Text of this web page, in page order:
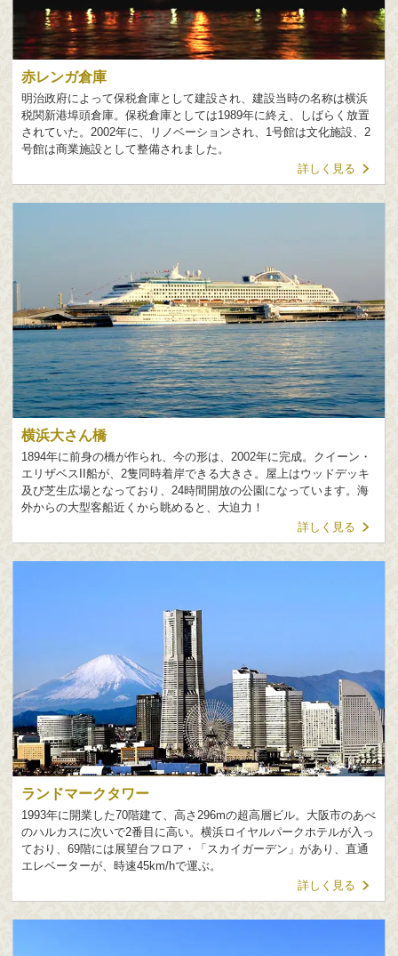
赤レンガ倉庫
明治政府によって保税倉庫として建設され、建設当時の名称は横浜
税関新港埠頭倉庫。保税倉庫としては1989年に終え、しばらく放置
されていた。2002年に、リノベーションされ、1号館は文化施設、2
号館は商業施設として整備されました。
詳しく見る
横浜大さん橋
1894年に前身の橋が作られ、今の形は、2002年に完成。クイーン・
エリザベスII船が、2隻同時着岸できる大きさ。屋上はウッドデッキ
及び芝生広場となっており、24時間開放の公園になっています。海
外からの大型客船近くから眺めると、大迫力！
詳しく見る
ランドマークタワー
1993年に開業した70階建て、高さ296mの超高層ビル。大阪市のあべ
のハルカスに次いで2番目に高い。横浜ロイヤルパークホテルが入っ
ており、69階には展望台フロア・「スカイガーデン」があり、直通
エレベーターが、時速45km/hで運ぶ。
詳しく見る